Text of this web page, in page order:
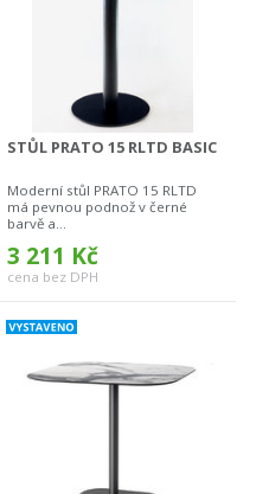
STŮL PRATO 15 RLTD BASIC
Moderní stůl PRATO 15 RLTD
má pevnou podnož v černé
barvě a...
3 211 Kč
cena bez DPH